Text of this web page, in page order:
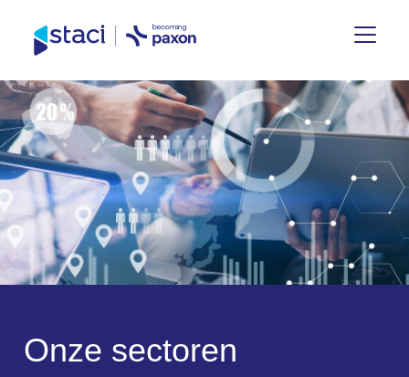
Staci
Nederland
Onze sectoren